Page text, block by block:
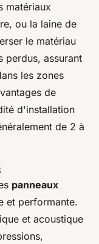
matériaux
ou la laine de
le matériau
perdus, assurant
les zones
de
d'installation
de 2 à
panneaux
et performante.
et acoustique